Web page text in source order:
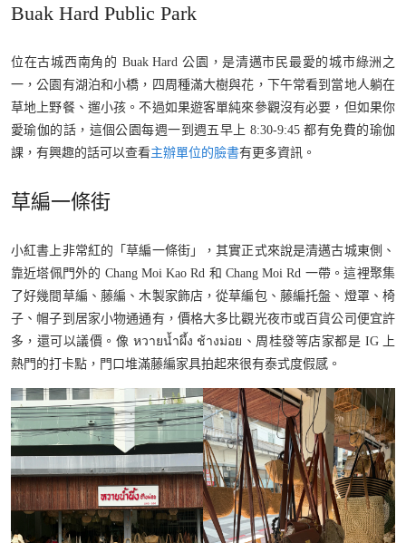
Buak Hard Public Park
位在古城西南角的 Buak Hard 公園，是清邁市民最愛的城市綠洲之
一，公園有湖泊和小橋，四周種滿大樹與花，下午常看到當地人躺在
草地上野餐、遛小孩。不過如果遊客單純來參觀沒有必要，但如果你
愛瑜伽的話，這個公園每週一到週五早上 8:30-9:45 都有免費的瑜伽
課，有興趣的話可以查看主辦單位的臉書有更多資訊。
草編一條街
小紅書上非常紅的「草編一條街」，其實正式來說是清邁古城東側、
靠近塔佩門外的 Chang Moi Kao Rd 和 Chang Moi Rd 一帶。這裡聚集
了好幾間草編、藤編、木製家飾店，從草編包、藤編托盤、燈罩、椅
子、帽子到居家小物通通有，價格大多比觀光夜市或百貨公司便宜許
多，還可以議價。像 หวายน้ำผึ้ง ช้างม่อย、周桂發等店家都是 IG 上
熱門的打卡點，門口堆滿藤編家具拍起來很有泰式度假感。